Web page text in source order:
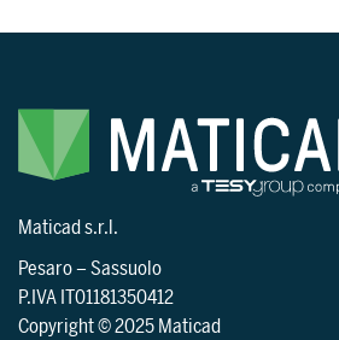
Maticad s.r.l.
Pesaro–Sassuolo
P.IVA IT01181350412
Copyright © 2025 Maticad